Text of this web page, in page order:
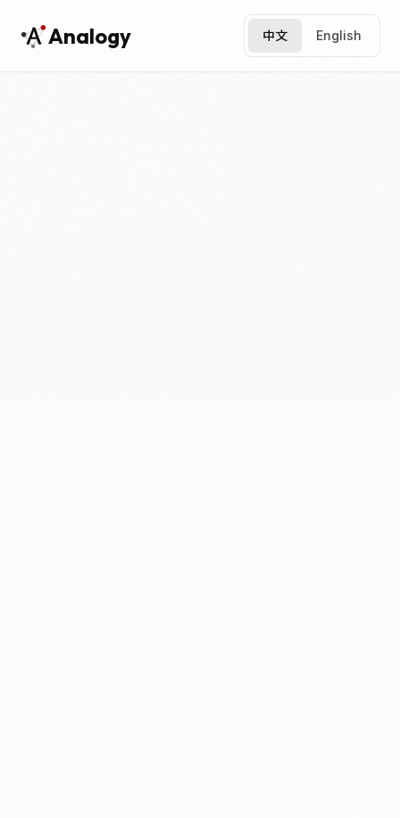
Analogy 中文 English